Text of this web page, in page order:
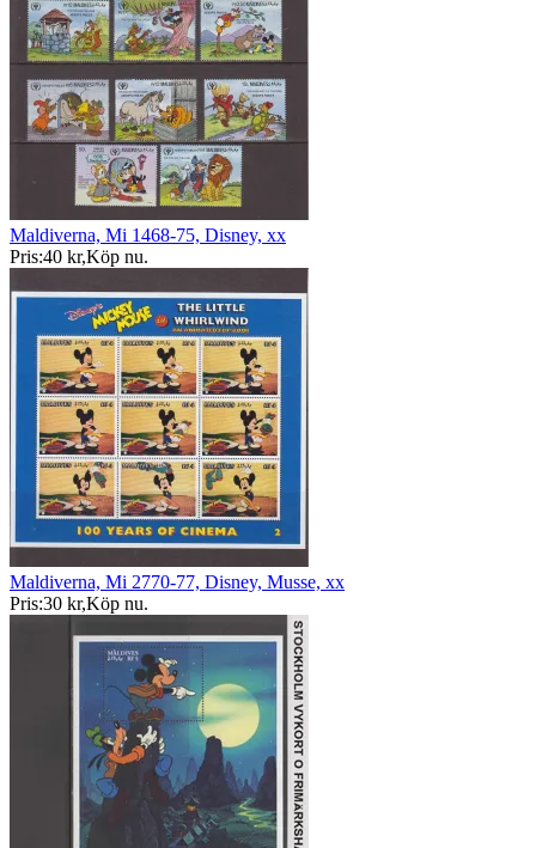
Maldiverna, Mi 1468-75, Disney, xx
Pris:40 kr,Köp nu.
Maldiverna, Mi 2770-77, Disney, Musse, xx
Pris:30 kr,Köp nu.